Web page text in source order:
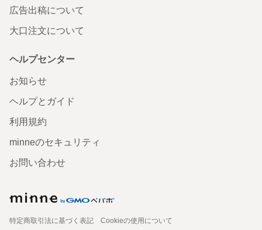
広告出稿について
大口注文について
ヘルプセンター
お知らせ
ヘルプとガイド
利用規約
minneのセキュリティ
お問い合わせ
特定商取引法に基づく表記
Cookieの使用について